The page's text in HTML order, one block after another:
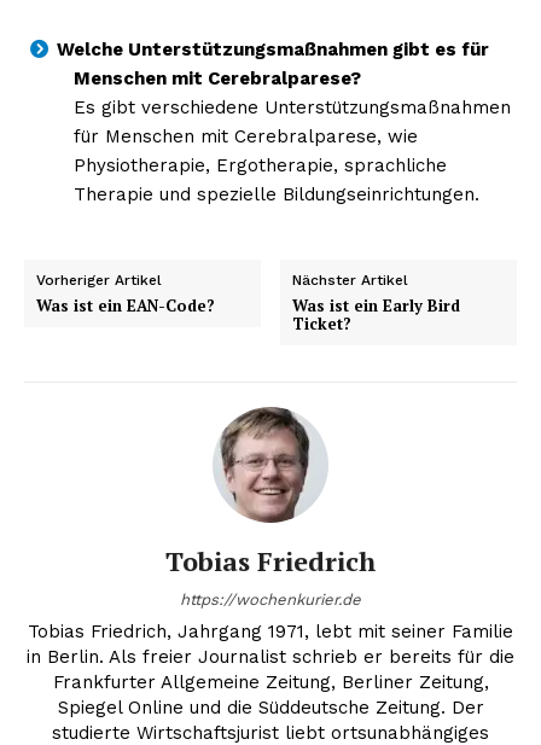
NEWSLETTER ABONNIEREN
Welche Unterstützungsmaßnahmen gibt es für
Menschen mit Cerebralparese?
Es gibt verschiedene Unterstützungsmaßnahmen
für Menschen mit Cerebralparese, wie
Physiotherapie, Ergotherapie, sprachliche
Therapie und spezielle Bildungseinrichtungen.
Vorheriger Artikel
Was ist ein EAN-Code?
Nächster Artikel
Was ist ein Early Bird
Ticket?
Tobias Friedrich
https://wochenkurier.de
Tobias Friedrich, Jahrgang 1971, lebt mit seiner Familie
in Berlin. Als freier Journalist schrieb er bereits für die
Frankfurter Allgemeine Zeitung, Berliner Zeitung,
Spiegel Online und die Süddeutsche Zeitung. Der
studierte Wirtschaftsjurist liebt ortsunabhängiges